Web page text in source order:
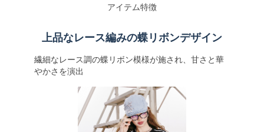
アイテム特徴
上品なレース編みの蝶リボンデザイン
繊細なレース調の蝶リボン模様が施され、甘さと華
やかさを演出